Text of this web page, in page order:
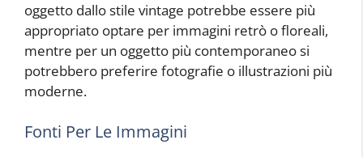
oggetto dallo stile vintage potrebbe essere più
appropriato optare per immagini retrò o floreali,
mentre per un oggetto più contemporaneo si
potrebbero preferire fotografie o illustrazioni più
moderne.
Fonti Per Le Immagini